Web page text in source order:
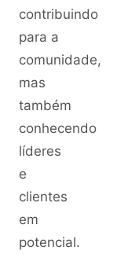
contribuindo
para a
comunidade,
mas
também
conhecendo
líderes
e
clientes
em
potencial.